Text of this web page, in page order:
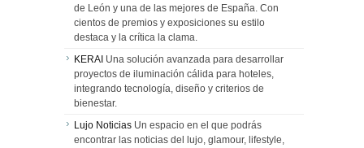
de León y una de las mejores de España. Con
cientos de premios y exposiciones su estilo
destaca y la crítica la clama.
KERAI Una solución avanzada para desarrollar
proyectos de iluminación cálida para hoteles,
integrando tecnología, diseño y criterios de
bienestar.
Lujo Noticias Un espacio en el que podrás
encontrar las noticias del lujo, glamour, lifestyle,